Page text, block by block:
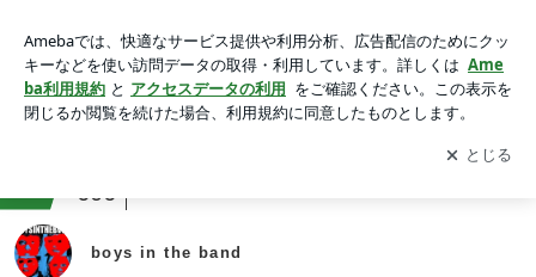
アプリをダウンロードして ブログの更新通知
を受け取りまし
ょう。
開く
606
boys in the band